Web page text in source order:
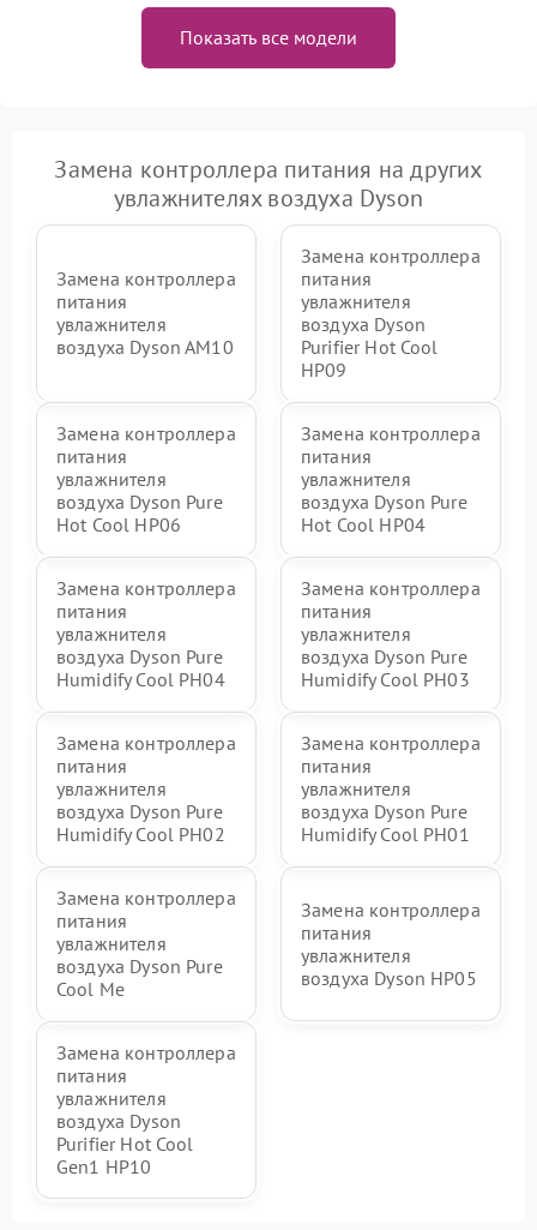
Показать все модели
Замена контроллера питания на других
увлажнителях воздуха Dyson
Замена контроллера
питания
увлажнителя
воздуха Dyson AM10
Замена контроллера
питания
увлажнителя
воздуха Dyson
Purifier Hot Cool
HP09
Замена контроллера
питания
увлажнителя
воздуха Dyson Pure
Hot Cool HP06
Замена контроллера
питания
увлажнителя
воздуха Dyson Pure
Hot Cool HP04
Замена контроллера
питания
увлажнителя
воздуха Dyson Pure
Humidify Cool PH04
Замена контроллера
питания
увлажнителя
воздуха Dyson Pure
Humidify Cool PH03
Замена контроллера
питания
увлажнителя
воздуха Dyson Pure
Humidify Cool PH02
Замена контроллера
питания
увлажнителя
воздуха Dyson Pure
Humidify Cool PH01
Замена контроллера
питания
увлажнителя
воздуха Dyson Pure
Cool Me
Замена контроллера
питания
увлажнителя
воздуха Dyson HP05
Замена контроллера
питания
увлажнителя
воздуха Dyson
Purifier Hot Cool
Gen1 HP10